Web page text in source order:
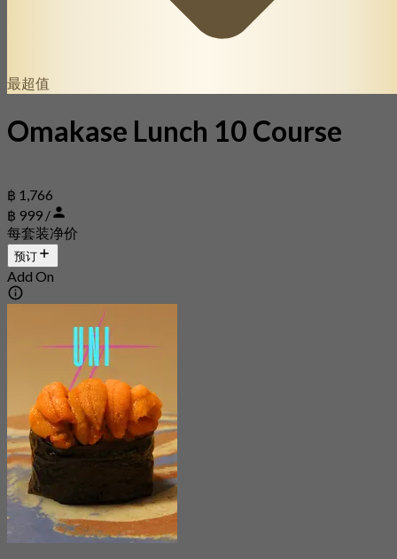
最超值
Omakase Lunch 10 Course
฿ 1,766
฿ 999 /
每套装净价
预订
Add On